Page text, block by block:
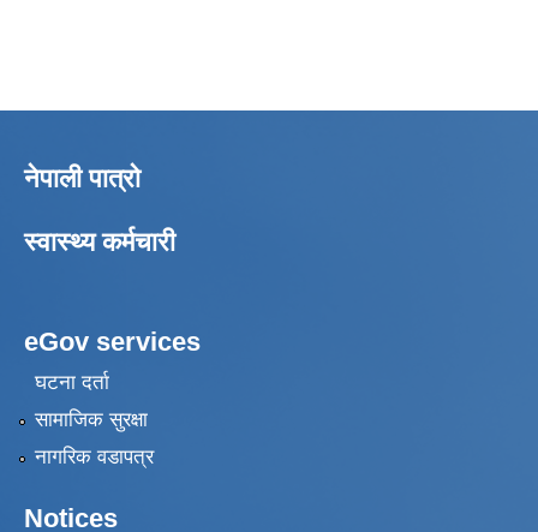
नेपाली पात्रो
स्वास्थ्य कर्मचारी
eGov services
घटना दर्ता
सामाजिक सुरक्षा
नागरिक वडापत्र
Notices